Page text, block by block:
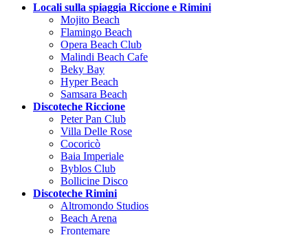
Locali sulla spiaggia Riccione e Rimini
Mojito Beach
Flamingo Beach
Opera Beach Club
Malindi Beach Cafe
Beky Bay
Hyper Beach
Samsara Beach
Discoteche Riccione
Peter Pan Club
Villa Delle Rose
Cocoricò
Baia Imperiale
Byblos Club
Bollicine Disco
Discoteche Rimini
Altromondo Studios
Beach Arena
Frontemare